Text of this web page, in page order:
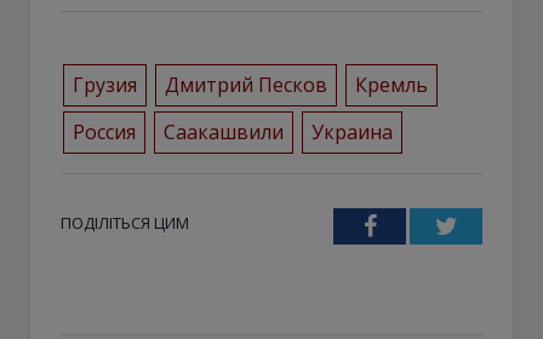
Грузия Дмитрий Песков
Кремль
Россия
Саакашвили Украина
ПОДІЛІТЬСЯ ЦИМ FacebookTwitter